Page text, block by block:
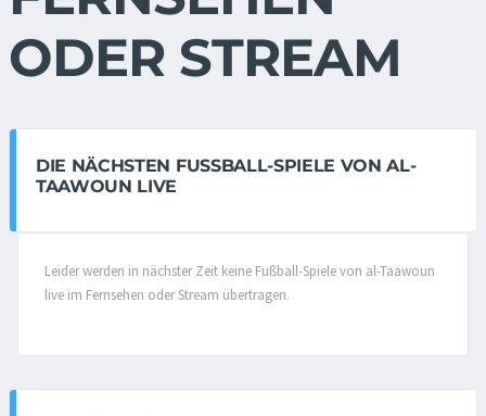
ODER STREAM
DIE NÄCHSTEN FUSSBALL-SPIELE VON AL-T
AAWOUN LIVE
Leider werden in nächster Zeit keine Fußball-Spiele von al-Taawoun
live im Fernsehen oder Stream übertragen.